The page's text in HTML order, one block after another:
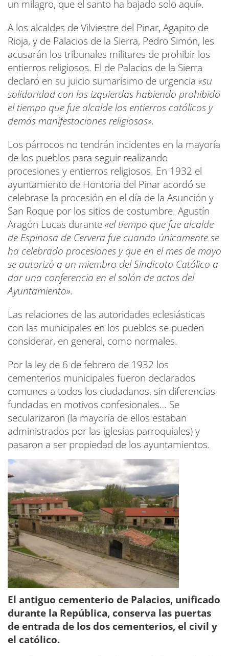
un milagro, que el santo ha bajado solo aquí».
A los alcaldes de Vilviestre del Pinar, Agapito de
Rioja, y de Palacios de la Sierra, Pedro Simón, les
acusarán los tribunales militares de prohibir los
entierros religiosos. El de Palacios de la Sierra
declaró en su juicio sumarísimo de urgencia «su
solidaridad con las izquierdas habiendo prohibido
el tiempo que fue alcalde los entierros católicos y
demás manifestaciones religiosas».
Los párrocos no tendrán incidentes en la mayoría
de los pueblos para seguir realizando
procesiones y entierros religiosos. En 1932 el
ayuntamiento de Hontoria del Pinar acordó se
celebrase la procesión en el día de la Asunción y
San Roque por los sitios de costumbre. Agustín
Aragón Lucas durante«el tiempo que fue alcalde
de Espinosa de Cervera fue cuando únicamente se
ha celebrado procesiones y que en el mes de mayo
se autorizó a un miembro del Sindicato Católico a
dar una conferencia en el salón de actos del
Ayuntamiento».
Las relaciones de las autoridades eclesiásticas
con las municipales en los pueblos se pueden
considerar, en general, como normales.
Por la ley de 6 de febrero de 1932 los
cementerios municipales fueron declarados
comunes a todos los ciudadanos, sin diferencias
fundadas en motivos confesionales… Se
secularizaron (la mayoría de ellos estaban
administrados por las iglesias parroquiales) y
pasaron a ser propiedad de los ayuntamientos.
El antiguo cementerio de Palacios, unificado
durante la República, conserva las puertas
de entrada de los dos cementerios, el civil y
el católico.